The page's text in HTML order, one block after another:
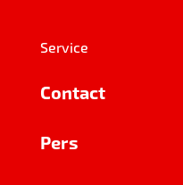
Service
Contact
Pers